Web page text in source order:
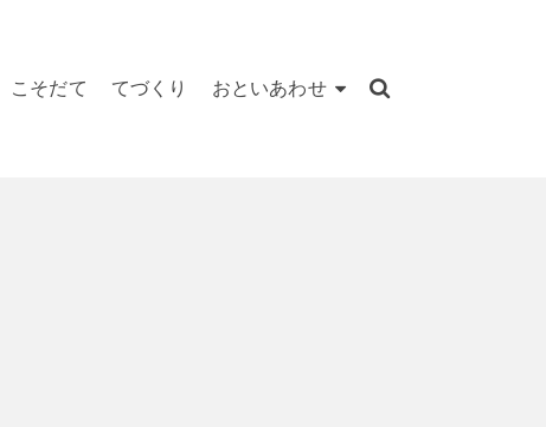
こそだて てづくり おといあわせ